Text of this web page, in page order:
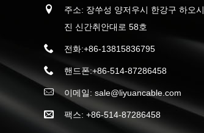
주소: 장쑤성 양저우시 한강구 하오시
진 신간취안대로 58호
전화:+86-13815836795
핸드폰:+86-514-87286458
이메일: sale@liyuancable.com
팩스: +86-514-87286458